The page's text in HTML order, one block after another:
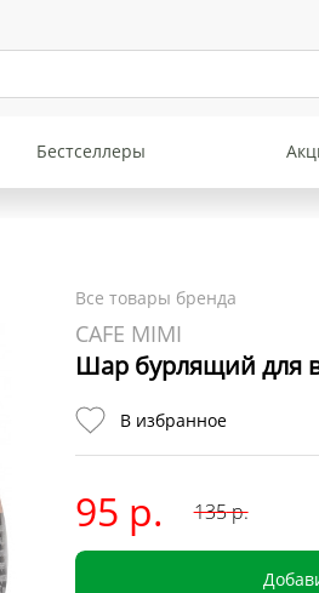
Бестселлеры
Все товары бренда
CAFE MIMI
Шар бурлящий для
В избранное
95 р. 135р.